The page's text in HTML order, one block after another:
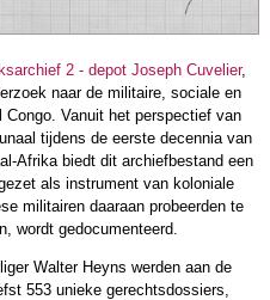
2 - depot Joseph Cuvelier,
naar de militaire, sociale en
Vanuit het perspectief van
tijdens de eerste decennia van
Afrika biedt dit archiefbestand een
als instrument van koloniale
militairen daaraan probeerden te
wordt gedocumenteerd.
Walter Heyns werden aan de
553 unieke gerechtsdossiers,